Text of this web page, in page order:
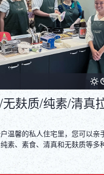
麸质/纯素/清真
温馨的私人住宅里，您可以亲
素、素食、清真和无麸质等多